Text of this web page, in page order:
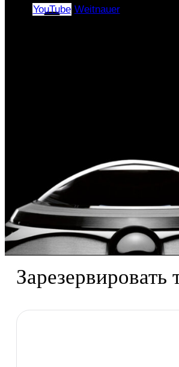
YouTube Weitnauer
Зарезервировать